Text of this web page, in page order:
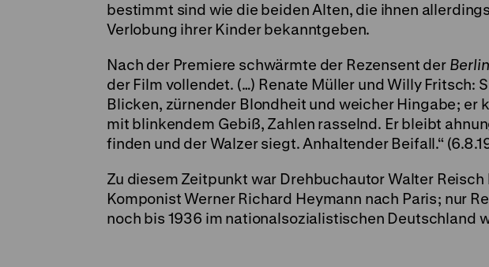
bestimmt sind wie die beiden Alten, die ihnen
Verlobung ihrer Kinder bekanntgeben.
Nach der Premiere schwärmte der Rezensent der
der Film vollendet. (…) Renate Müller und Willy Fritsch:
Blicken, zürnender Blondheit und weicher Hingabe; er
mit blinkendem Gebiß, Zahlen rasselnd. Er bleibt
finden und der Walzer siegt. Anhaltender Beifall.“
Zu diesem Zeitpunkt war Drehbuchautor Walter Reisch
Komponist Werner Richard Heymann nach Paris; nur
noch bis 1936 im nationalsozialistischen Deutschland